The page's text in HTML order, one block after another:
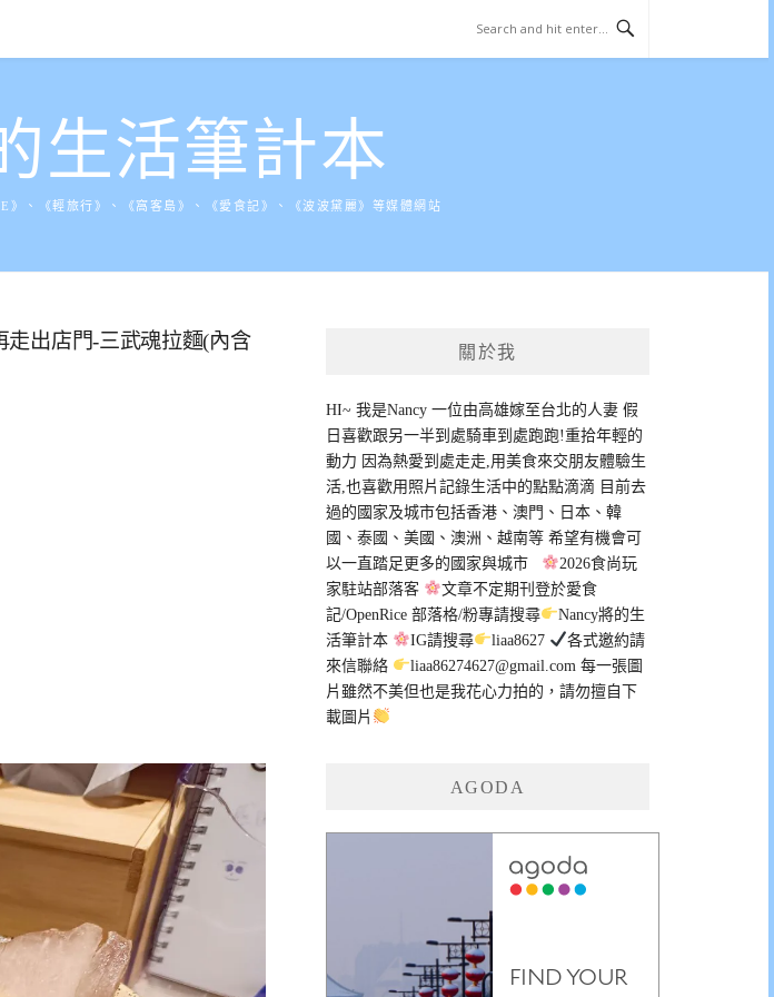
生活筆計本
》、《輕旅行》、《窩客島》、《愛食記》、《波波黛麗》等媒體網站
出店門-三武魂拉麵(內含
關於我
HI~ 我是Nancy 一位由高雄嫁至台北的人妻 假
日喜歡跟另一半到處騎車到處跑跑!重拾年輕的
動力 因為熱愛到處走走,用美食來交朋友體驗生
活,也喜歡用照片記錄生活中的點點滴滴 目前去
過的國家及城市包括香港、澳門、日本、韓
國、泰國、美國、澳洲、越南等 希望有機會可
以一直踏足更多的國家與城市
2026食尚玩
家駐站部落客
文章不定期刊登於愛食
記/OpenRice 部落格/粉專請搜尋
Nancy將的生
活筆計本
IG請搜尋 liaa8627
各式邀約請
來信聯絡
liaa86274627@gmail.com 每一張圖
片雖然不美但也是我花心力拍的，請勿擅自下
載圖片
AGODA